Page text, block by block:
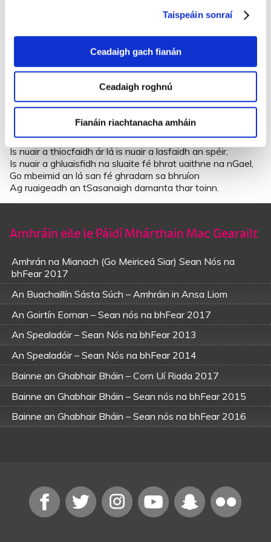
Taispeáin sonraí
Ceadaigh gach fianán
Ceadaigh roghnú
Fianáin riachtanacha amháin
‘S sin mar a chaitheasa an chuid eile dom shaol
‘S nuair a thagadh an oíche bhíodh fuar agus fliuch
Ba mhinic mé sínte faoi na coillte amuigh.
Mar sin, téirigh go hÉirinn a óigchailín chiúin,
A bhuachaill bhig éist liom, agus gluais leat anonn,
Mar a bheidh agat réal, lá aonaigh nó púnt,
Cead rince go haerach le chéile ar an ndrúcht.
Is nuair a thiocfaidh ár lá is nuair a lasfaidh an spéir,
Is nuair a ghluaisfidh na sluaite fé bhrat uaithne na nGael,
Go mbeimid an lá san fé ghradam sa bhruíon
Ag ruaigeadh an tSasanaigh damanta thar toinn.
Amhráin eile le Páidí Mhárthain Mac Gearailt
Amhrán na Mianach (Go Meiriceá Siar) Sean Nós na
bhFear 2017
An Buachaillín Sásta Súch – Amhráin in Ansa Liom
An Goirtín Eornan – Sean nós na bhFear 2017
An Spealadóir – Sean Nós na bhFear 2013
An Spealadóir – Sean Nós na bhFear 2014
Bainne an Ghabhair Bháin – Corn Uí Riada 2017
Bainne an Ghabhair Bháin – Sean nós na bhFear 2015
Bainne an Ghabhair Bháin – Sean nós na bhFear 2016
Beauty Deas an Oileáin – Amhráin in Ansa Liom
Beauty Deas an Oileáin – Corn Uí Riada 2013